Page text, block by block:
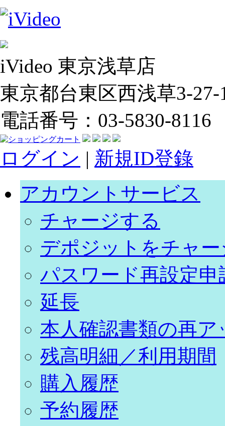
iVideo 東京浅草店
東京都台東区西浅草3-27-
電話番号：03-5830-8116
ログイン | 新規ID登錄
アカウントサービス
チャージする
デポジットをチャ
パスワード再設定申
延長
本人確認書類の再ア
残高明細／利用期間
購入履歴
予約履歴